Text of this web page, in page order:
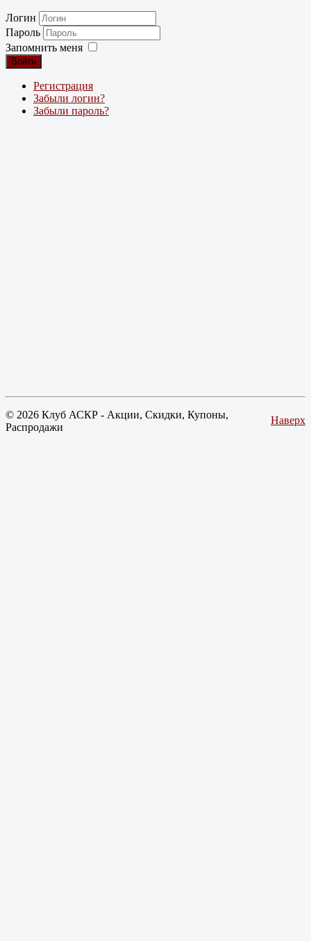
Логин
Пароль
Запомнить меня
Войти
Регистрация
Забыли логин?
Забыли пароль?
Наверх
© 2026 Клуб АСКР - Акции, Скидки, Купоны,
Распродажи